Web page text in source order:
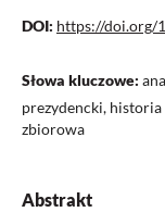
DOI: https://doi.org/
Słowa kluczowe:
prezydencki,
zbiorowa
Abstrakt